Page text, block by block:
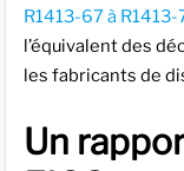
R1413-67 à R1413-
l’équivalent des
les fabricants de
Un